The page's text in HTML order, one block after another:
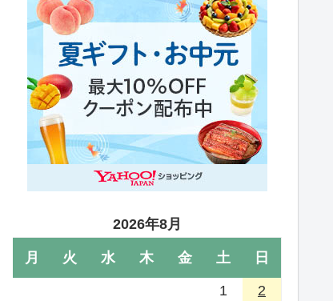
2026年8月
月 火 水 木 金 土 日
1
2